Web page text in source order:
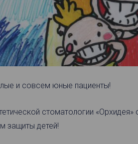
и совсем юные пациенты!
стоматологии
защиты детей!